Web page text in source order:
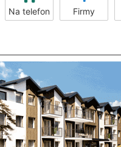
Na telefon Firmy